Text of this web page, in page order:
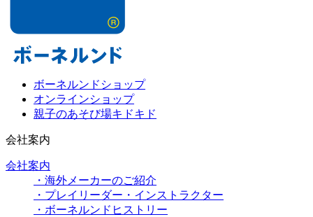
ボーネルンドショップ
オンラインショップ
親子のあそび場キドキド
会社案内
会社案内
・海外メーカーのご紹介
・プレイリーダー・インストラクター
・ボーネルンドヒストリー